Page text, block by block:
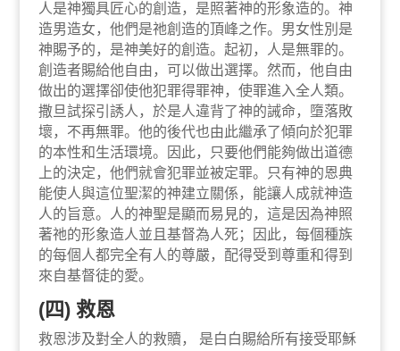
人是神獨具匠心的創造，是照著神的形象造的。神
造男造女，他們是祂創造的頂峰之作。男女性別是
神賜予的，是神美好的創造。起初，人是無罪的。
創造者賜給他自由，可以做出選擇。然而，他自由
做出的選擇卻使他犯罪得罪神，使罪進入全人類。
撒旦試探引誘人，於是人違背了神的誡命，墮落敗
壞，不再無罪。他的後代也由此繼承了傾向於犯罪
的本性和生活環境。因此，只要他們能夠做出道德
上的決定，他們就會犯罪並被定罪。只有神的恩典
能使人與這位聖潔的神建立關係，能讓人成就神造
人的旨意。人的神聖是顯而易見的，這是因為神照
著祂的形象造人並且基督為人死；因此，每個種族
的每個人都完全有人的尊嚴，配得受到尊重和得到
來自基督徒的愛。
(四) 救恩
救恩涉及對全人的救贖， 是白白賜給所有接受耶穌